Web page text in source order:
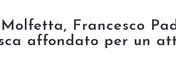
Francesco
affondato per un